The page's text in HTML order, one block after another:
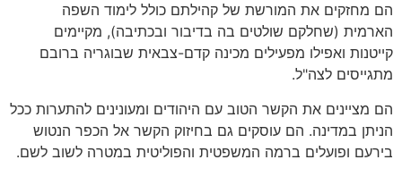
הם מחזקים את המורשת של קהילתם כולל לימוד השפה
הארמית (שחלקם שולטים בה בדיבור ובכתיבה), מקיימים
קייטנות ואפילו מפעילים מכינה קדם-צבאית שבוגריה ברובם
מתגייסים לצה"ל.
הם מציינים את הקשר הטוב עם היהודים ומעונינים להתערות ככל
הניתן במדינה. הם עוסקים גם בחיזוק הקשר אל הכפר הנטוש
בירעם ופועלים ברמה המשפטית והפוליטית במטרה לשוב לשם.